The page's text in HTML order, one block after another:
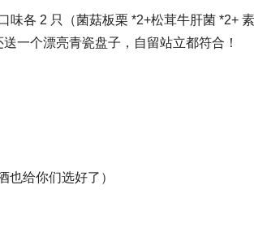
味各 2 只（菌菇板栗 *2+松茸牛肝菌 *2+
一个漂亮青瓷盘子，自留站立都符合！
也给你们选好了）